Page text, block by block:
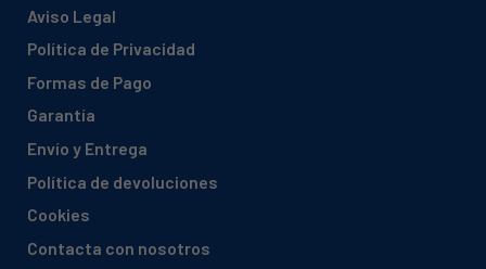
BALAY, 3TS745B29
BALAY, 3TS745T/01 TS745T
BALAY, 3TS745U/01 TS745U
BALAY, 3TS745V/01 TS745V
BALAY, 3TS745W-01
BALAY, 3TS745W/01 TS745W
BALAY, 3TS745Z-01
BALAY, 3TS745Z/01 TS745Z
Aviso Legal
Política de Privacidad
Formas de Pago
Garantía
Envío y Entrega
Política de devoluciones
Cookies
Contacta con nosotros